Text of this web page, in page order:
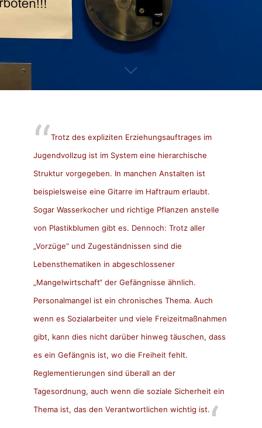
Trotz des expliziten Erziehungsauftrages im
Jugendvollzug ist im System eine hierarchische
Struktur vorgegeben. In manchen Anstalten ist
beispielsweise eine Gitarre im Haftraum erlaubt.
Sogar Wasserkocher und richtige Pflanzen anstelle
von Plastikblumen gibt es. Dennoch: Trotz aller
„Vorzüge“ und Zugeständnissen sind die
Lebensthematiken in abgeschlossener
„Mangelwirtschaft“ der Gefängnisse ähnlich.
Personalmangel ist ein chronisches Thema. Auch
wenn es Sozialarbeiter und viele Freizeitmaßnahmen
gibt, kann dies nicht darüber hinweg täuschen, dass
es ein Gefängnis ist, wo die Freiheit fehlt.
Reglementierungen sind überall an der
Tagesordnung, auch wenn die soziale Sicherheit ein
Thema ist, das den Verantwortlichen wichtig ist.